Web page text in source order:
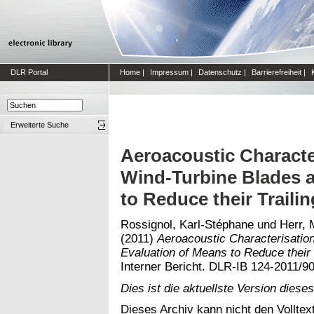
DLR Portal Home | Impressum | Datenschutz | Barrierefreiheit |
Erweiterte Suche
Aeroacoustic
Wind-Turbine Blades
to Reduce their
Rossignol, Karl-Stéphane und Herr,
(2011) Aeroacoustic
Evaluation of Means to Reduce
Interner Bericht. DLR-IB 124-2011/
Dies ist die aktuellste Version
Dieses Archiv kann nicht den